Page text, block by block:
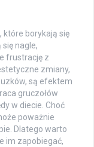
które borykają się
nagle,
frustrację z
zmiany,
są efektem
gruczołów
w diecie. Choć
poważnie
Dlatego warto
im zapobiegać,